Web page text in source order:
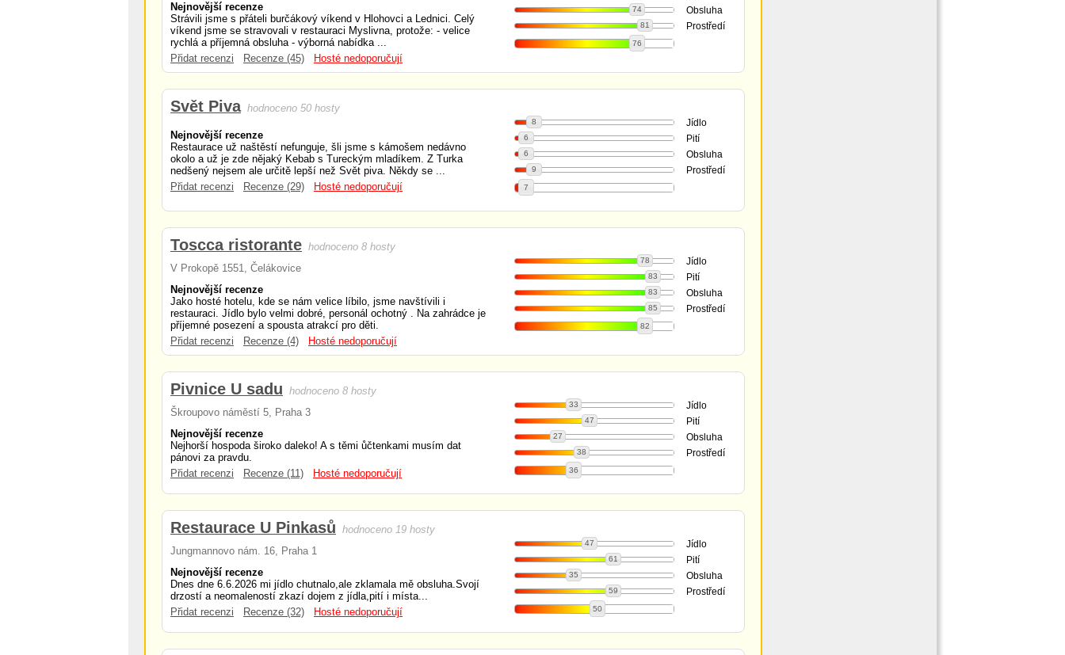
Nejnovější recenze
Strávili jsme s přáteli burčákový víkend v Hlohovci a Lednici. Celý
víkend jsme se stravovali v restauraci Myslivna, protože: - velice
rychlá a příjemná obsluha - výborná nabídka ...
Přidat recenzi
Recenze (45) Hosté nedoporučují
74 Obsluha
81 Prostředí
76
Svět Piva hodnoceno 50 hosty
Nejnovější recenze
Restaurace už naštěstí nefunguje, šli jsme s kámošem nedávno
okolo a už je zde nějaký Kebab s Tureckým mladíkem. Z Turka
nedšený nejsem ale určitě lepší než Svět piva. Někdy se ...
Přidat recenzi
Recenze (29) Hosté nedoporučují
8 Jídlo
6 Pití
6 Obsluha
9 Prostředí
7
Toscca ristorante hodnoceno 8 hosty
V Prokopě 1551, Čelákovice
Nejnovější recenze
Jako hosté hotelu, kde se nám velice líbilo, jsme navštívili i
restauraci. Jídlo bylo velmi dobré, personál ochotný . Na zahrádce je
příjemné posezení a spousta atrakcí pro děti.
Přidat recenzi
Recenze (4) Hosté nedoporučují
78 Jídlo
83 Pití
83 Obsluha
85 Prostředí
82
Pivnice U sadu hodnoceno 8 hosty
Škroupovo náměstí 5, Praha 3
Nejnovější recenze
Nejhorší hospoda široko daleko! A s těmi ůčtenkami musím dat
pánovi za pravdu.
Přidat recenzi
Recenze (11) Hosté nedoporučují
33 Jídlo
47 Pití
27 Obsluha
38 Prostředí
36
Restaurace U Pinkasů hodnoceno 19 hosty
Jungmannovo nám. 16, Praha 1
Nejnovější recenze
Dnes dne 6.6.2026 mi jídlo chutnalo,ale zklamala mě obsluha.Svojí
drzostí a neomaleností zkazí dojem z jídla,pití i místa...
Přidat recenzi
Recenze (32) Hosté nedoporučují
47 Jídlo
61 Pití
35 Obsluha
59 Prostředí
50